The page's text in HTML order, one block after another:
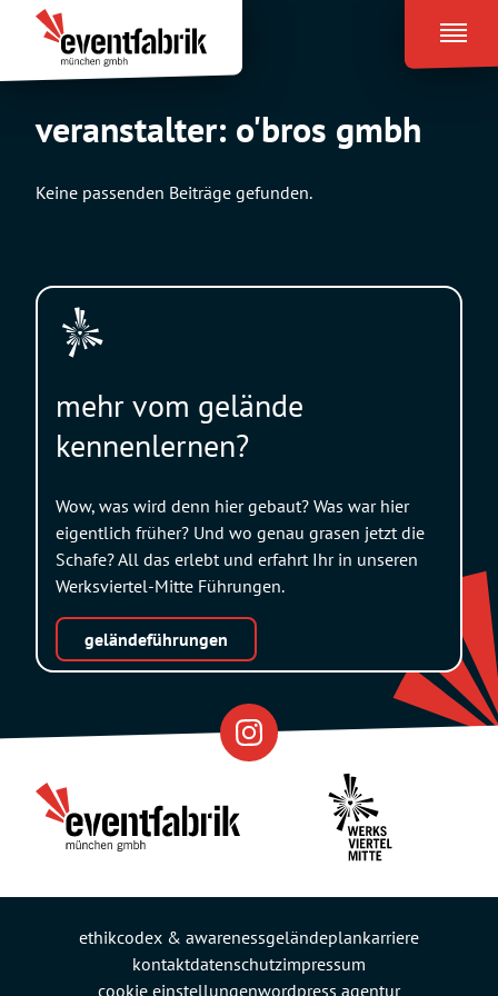
Inhalt
springen
Eventfabrik
München
veranstalter: o'bros gmbh
Keine passenden Beiträge gefunden.
Partner
mehr vom gelände
kennenlernen?
Wow, was wird denn hier gebaut? Was war hier
eigentlich früher? Und wo genau grasen jetzt die
Schafe? All das erlebt und erfahrt Ihr in unseren
Werksviertel-Mitte Führungen.
geländeführungen
ethikcodex & awarenessgeländeplankarriere
kontaktdatenschutzimpressum
cookie einstellungenwordpress agentur